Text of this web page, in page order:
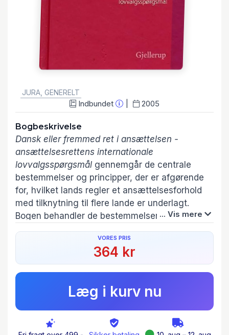
JURA, GENERELT
Indbundet 2005
Bogbeskrivelse
Dansk eller fremmed ret i ansættelsen -
ansættelsesrettens internationale
lovvalgsspørgsmål gennemgår de centrale
bestemmelser og principper, der er afgørende
for, hvilket lands regler et ansættelsesforhold
med tilknytning til flere lande er underlagt.
Bogen behandler de bestemmelser i EU-
kontraktkonventionen (Romkonventionen), der
er centrale for ansættelsesforhold, herunder
betydningen af det sædvanlige arbejdssted,
midlertidig beskæftigelse i et andet land,
internationalt ufravigelige lovbestemmelser,
virkningerne af, i hvilket land en tvist mellem
parterne kommer til pådømmelse mv.
I bogen behandles endvidere betydningen af
lovvalgsaftaler, der på det ansættelsesretlige
... Vis mere
VORES PRIS
364 kr
Læg i kurv nu